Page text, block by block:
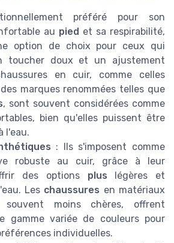
préféré pour son
au pied et sa respirabilité,
option de choix pour ceux qui
toucher doux et un ajustement
en cuir, comme celles
marques renommées telles que
, sont souvent considérées comme
bien qu'elles puissent être
l'eau.
: Ils s'imposent comme
robuste au cuir, grâce à leur
des options plus légères et
Les chaussures en matériaux
souvent moins chères, offrent
gamme variée de couleurs pour
individuelles.